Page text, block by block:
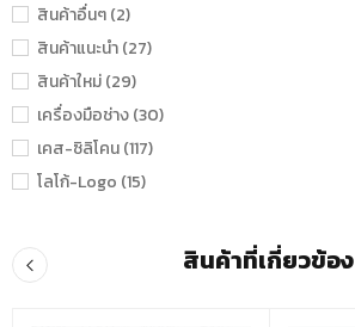
สินค้าอื่นๆ (2)
สินค้าแนะนำ (27)
สินค้าใหม่ (29)
เครื่องมือช่าง (30)
เคส-ซิลิโคน (117)
โลโก้-Logo (15)
สินค้าที่เกี่ยวข้อง